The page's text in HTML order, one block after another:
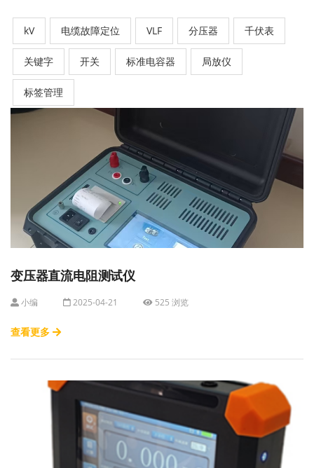
kV 电缆故障定位 VLF 分压器 千伏表
关键字 开关 标准电容器 局放仪
标签管理
变压器直流电阻测试仪
小编 2025-04-21 525 浏览
查看更多